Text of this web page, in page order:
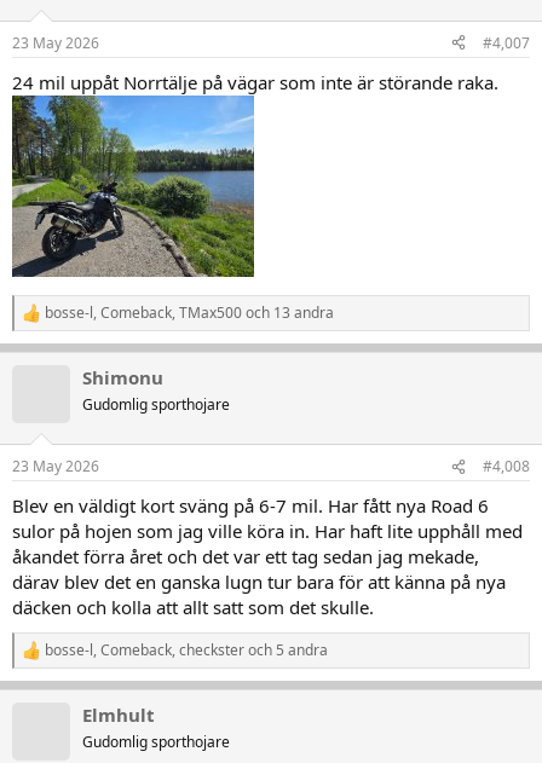
n
e
:
23 May 2026 #4,007
24 mil uppåt Norrtälje på vägar som inte är störande raka.
R
e
a
e
:
bosse-l,Comeback,TMax500och 13 andra
Shimonu
Gudomlig sporthojare
23 May 2026 #4,008
Blev en väldigt kort sväng på 6-7 mil. Har fått nya Road 6
sulor på hojen som jag ville köra in. Har haft lite upphåll med
åkandet förra året och det var ett tag sedan jag mekade,
därav blev det en ganska lugn tur bara för att känna på nya
däcken och kolla att allt satt som det skulle.
R
e
bosse-l,Comeback,checksteroch 5 andra
Elmhult
Gudomlig sporthojare